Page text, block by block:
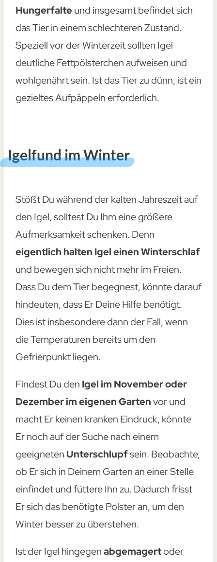
Hungerfalte und insgesamt befindet sich
das Tier in einem schlechteren Zustand.
Speziell vor der Winterzeit sollten Igel
deutliche Fettpölsterchen aufweisen und
wohlgenährt sein. Ist das Tier zu dünn, ist ein
gezieltes Aufpäppeln erforderlich.
Igelfund im Winter
Stößt Du während der kalten Jahreszeit auf
den Igel, solltest Du Ihm eine größere
Aufmerksamkeit schenken. Denn
eigentlich halten Igel einen Winterschlaf
und bewegen sich nicht mehr im Freien.
Dass Du dem Tier begegnest, könnte darauf
hindeuten, dass Er Deine Hilfe benötigt.
Dies ist insbesondere dann der Fall, wenn
die Temperaturen bereits um den
Gefrierpunkt liegen.
Findest Du den Igel im November oder
Dezember im eigenen Gartenvor und
macht Er keinen kranken Eindruck, könnte
Er noch auf der Suche nach einem
geeigneten Unterschlupfsein. Beobachte,
ob Er sich in Deinem Garten an einer Stelle
einfindet und füttere Ihn zu. Dadurch frisst
Er sich das benötigte Polster an, um den
Winter besser zu überstehen.
Ist der Igel hingegenabgemagertoder